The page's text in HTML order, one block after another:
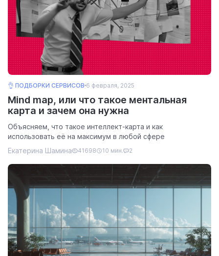
👌 ПОДБОРКИ СЕРВИСОВ 6 февраля, 2025
Mind map, или что такое ментальная
карта и зачем она нужна
Объясняем, что такое интеллект-карта и как
использовать её на максимум в любой сфере
Екатерина Шамина
41698 10 мин. 2